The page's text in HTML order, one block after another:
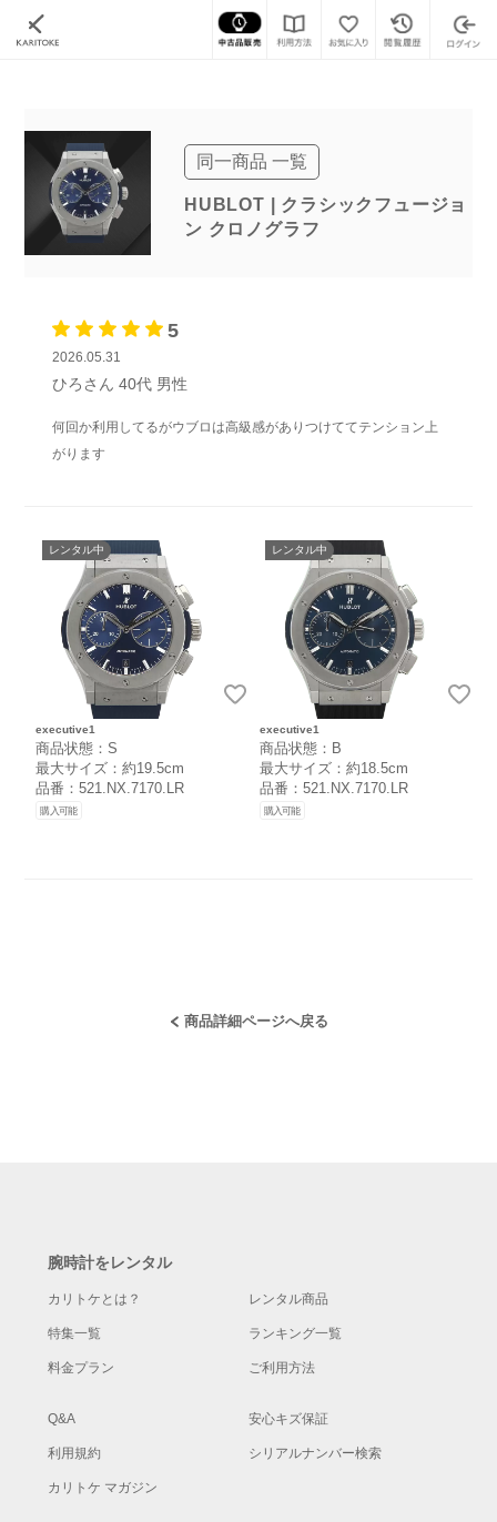
カリトケ ウブロ クラシック・フュージョン (レンタル)クラ
同一商品 一覧
HUBLOT | クラシックフュージョ
ン クロノグラフ
5
2026.05.31
ひろさん 40代 男性
何回か利用してるがウブロは高級感がありつけててテンション上
がります
レンタル中
executive1
商品状態：S
最大サイズ：約19.5cm
品番：521.NX.7170.LR
購入可能
レンタル中
executive1
商品状態：B
最大サイズ：約18.5cm
品番：521.NX.7170.LR
購入可能
商品詳細ページへ戻る
腕時計をレンタル
カリトケとは？ レンタル商品
特集一覧 ランキング一覧
料金プラン ご利用方法
Q&A 安心キズ保証
利用規約 シリアルナンバー検索
カリトケ マガジン